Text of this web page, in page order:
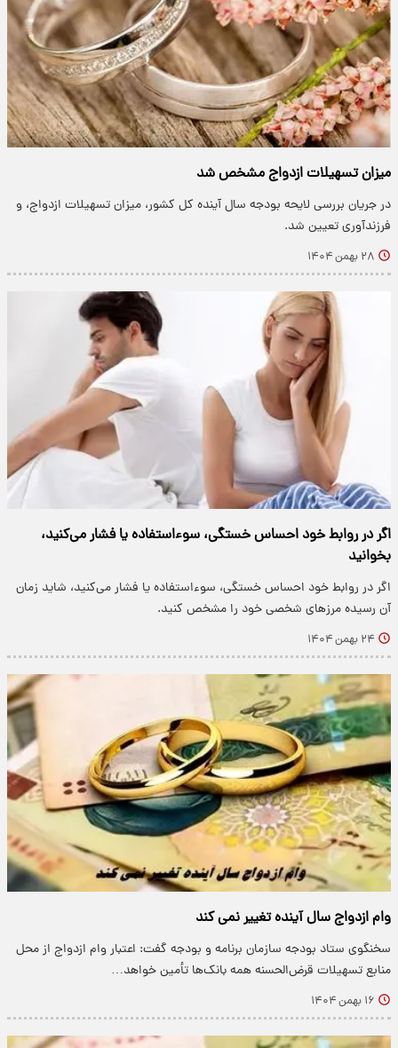
میزان تسهیلات ازدواج مشخص شد
در جریان بررسی لایحه بودجه سال آینده کل کشور، میزان تسهیلات ازدواج، و
فرزندآوری تعیین شد.
۲۸ بهمن ۱۴۰۴
اگر در روابط خود احساس خستگی، سوءاستفاده یا فشار می‌کنید،
بخوانید
اگر در روابط خود احساس خستگی، سوءاستفاده یا فشار می‌کنید، شاید زمان
آن رسیده مرزهای شخصی خود را مشخص کنید.
۲۴ بهمن ۱۴۰۴
وام ازدواج سال آینده تغییر نمی کند
سخنگوی ستاد بودجه سازمان برنامه و بودجه گفت: اعتبار وام ازدواج از محل
منابع تسهیلات قرض‌الحسنه همه بانک‌ها تأمین خواهد…
۱۶ بهمن ۱۴۰۴